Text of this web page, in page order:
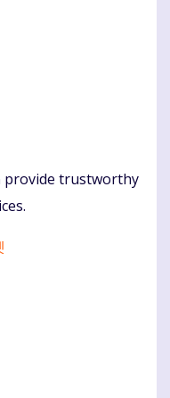
provide trustworthy